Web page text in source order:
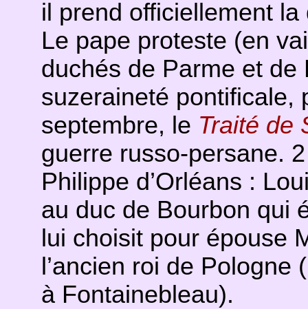
il prend officiellement
Le pape proteste (en
duchés de Parme et
suzeraineté pontificale,
septembre, le Traité de
guerre russo-persane.
Philippe d’Orléans :
au duc de Bourbon qui
lui choisit pour épouse
l’ancien roi de
à Fontainebleau).